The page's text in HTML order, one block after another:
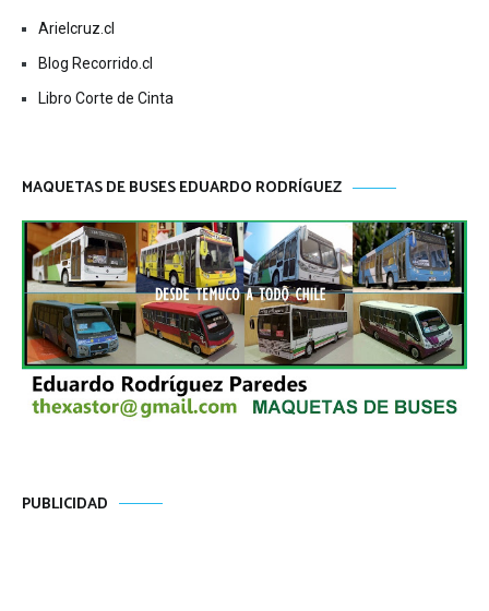
Arielcruz.cl
Blog Recorrido.cl
Libro Corte de Cinta
MAQUETAS DE BUSES EDUARDO RODRÍGUEZ
PUBLICIDAD